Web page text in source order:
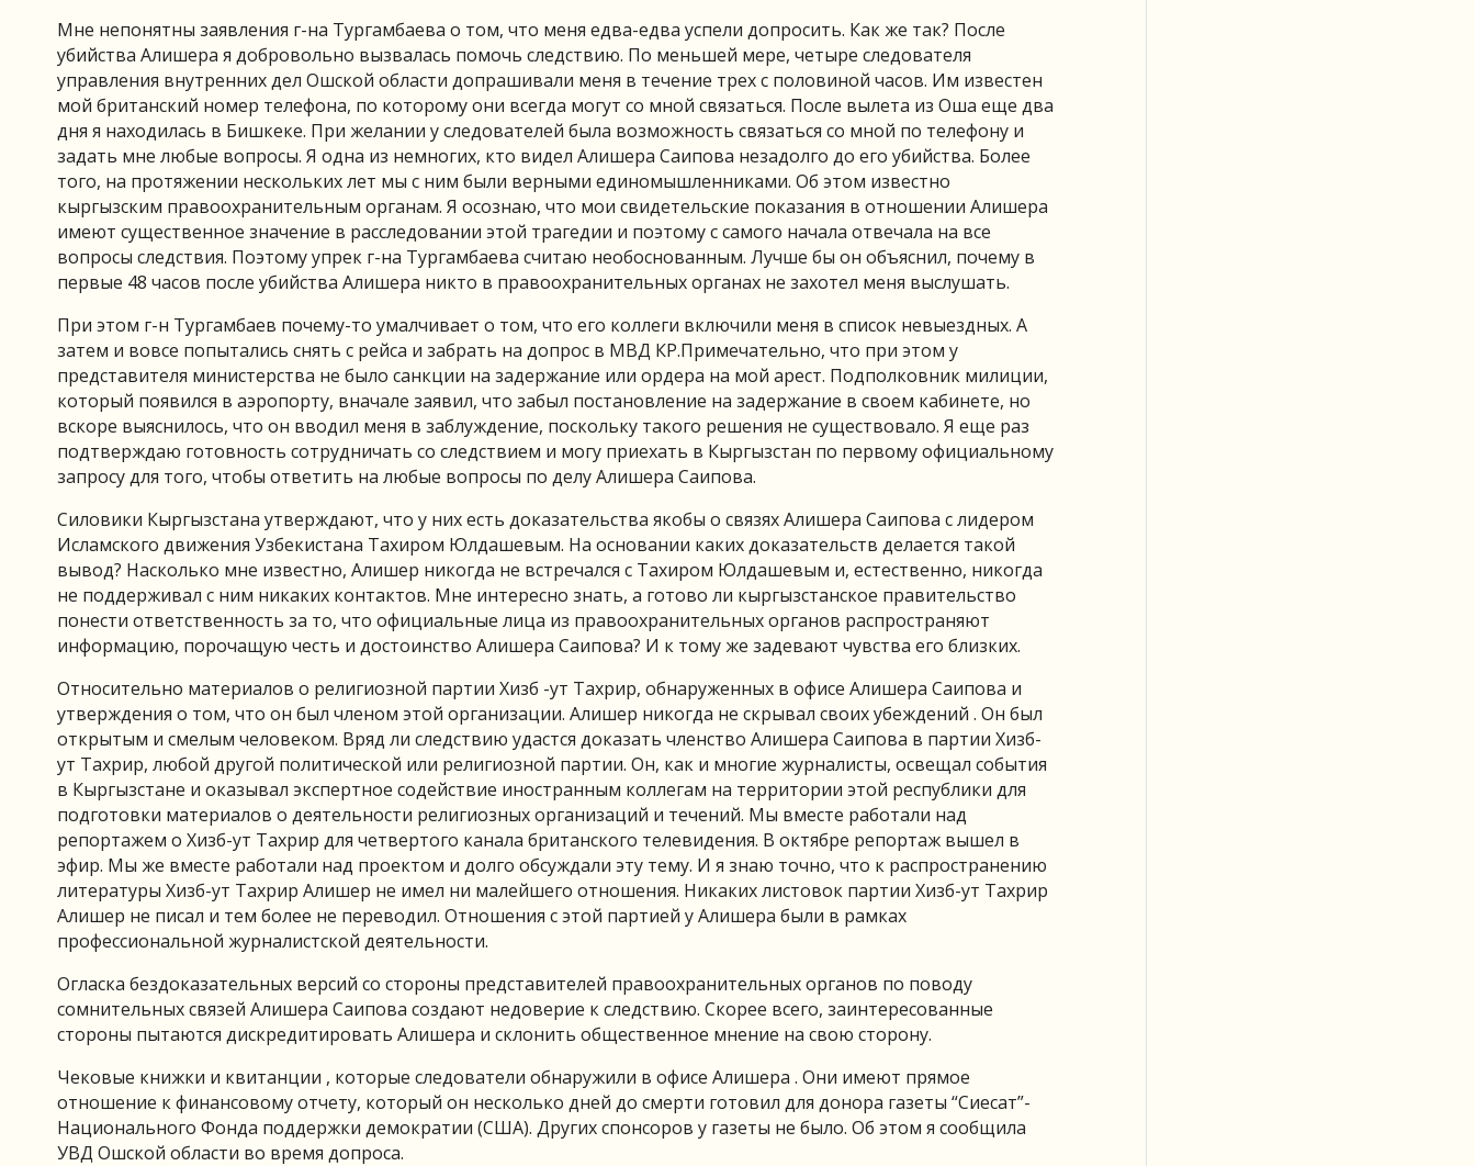
Мне непонятны заявления г-на Тургамбаева о том, что меня едва-едва успели допросить. Как же так? После
убийства Алишера я добровольно вызвалась помочь следствию. По меньшей мере, четыре следователя
управления внутренних дел Ошской области допрашивали меня в течение трех с половиной часов. Им известен
мой британский номер телефона, по которому они всегда могут со мной связаться. После вылета из Оша еще два
дня я находилась в Бишкеке. При желании у следователей была возможность связаться со мной по телефону и
задать мне любые вопросы. Я одна из немногих, кто видел Алишера Саипова незадолго до его убийства. Более
того, на протяжении нескольких лет мы с ним были верными единомышленниками. Об этом известно
кыргызским правоохранительным органам. Я осознаю, что мои свидетельские показания в отношении Алишера
имеют существенное значение в расследовании этой трагедии и поэтому с самого начала отвечала на все
вопросы следствия. Поэтому упрек г-на Тургамбаева считаю необоснованным. Лучше бы он объяснил, почему в
первые 48 часов после убийства Алишера никто в правоохранительных органах не захотел меня выслушать.
При этом г-н Тургамбаев почему-то умалчивает о том, что его коллеги включили меня в список невыездных. А
затем и вовсе попытались снять с рейса и забрать на допрос в МВД КР.Примечательно, что при этом у
представителя министерства не было санкции на задержание или ордера на мой арест. Подполковник милиции,
который появился в аэропорту, вначале заявил, что забыл постановление на задержание в своем кабинете, но
вскоре выяснилось, что он вводил меня в заблуждение, поскольку такого решения не существовало. Я еще раз
подтверждаю готовность сотрудничать со следствием и могу приехать в Кыргызстан по первому официальному
запросу для того, чтобы ответить на любые вопросы по делу Алишера Саипова.
Силовики Кыргызстана утверждают, что у них есть доказательства якобы о связях Алишера Саипова с лидером
Исламского движения Узбекистана Тахиром Юлдашевым. На основании каких доказательств делается такой
вывод? Насколько мне известно, Алишер никогда не встречался с Тахиром Юлдашевым и, естественно, никогда
не поддерживал с ним никаких контактов. Мне интересно знать, а готово ли кыргызстанское правительство
понести ответственность за то, что официальные лица из правоохранительных органов распространяют
информацию, порочащую честь и достоинство Алишера Саипова? И к тому же задевают чувства его близких.
Относительно материалов о религиозной партии Хизб -ут Тахрир, обнаруженных в офисе Алишера Саипова и
утверждения о том, что он был членом этой организации. Алишер никогда не скрывал своих убеждений . Он был
открытым и смелым человеком. Вряд ли следствию удастся доказать членство Алишера Саипова в партии Хизб-
ут Тахрир, любой другой политической или религиозной партии. Он, как и многие журналисты, освещал события
в Кыргызстане и оказывал экспертное содействие иностранным коллегам на территории этой республики для
подготовки материалов о деятельности религиозных организаций и течений. Мы вместе работали над
репортажем о Хизб-ут Тахрир для четвертого канала британского телевидения. В октябре репортаж вышел в
эфир. Мы же вместе работали над проектом и долго обсуждали эту тему. И я знаю точно, что к распространению
литературы Хизб-ут Тахрир Алишер не имел ни малейшего отношения. Никаких листовок партии Хизб-ут Тахрир
Алишер не писал и тем более не переводил. Отношения с этой партией у Алишера были в рамках
профессиональной журналистской деятельности.
Огласка бездоказательных версий со стороны представителей правоохранительных органов по поводу
сомнительных связей Алишера Саипова создают недоверие к следствию. Скорее всего, заинтересованные
стороны пытаются дискредитировать Алишера и склонить общественное мнение на свою сторону.
Чековые книжки и квитанции , которые следователи обнаружили в офисе Алишера . Они имеют прямое
отношение к финансовому отчету, который он несколько дней до смерти готовил для донора газеты “Сиесат”-
Национального Фонда поддержки демократии (США). Других спонсоров у газеты не было. Об этом я сообщила
УВД Ошской области во время допроса.